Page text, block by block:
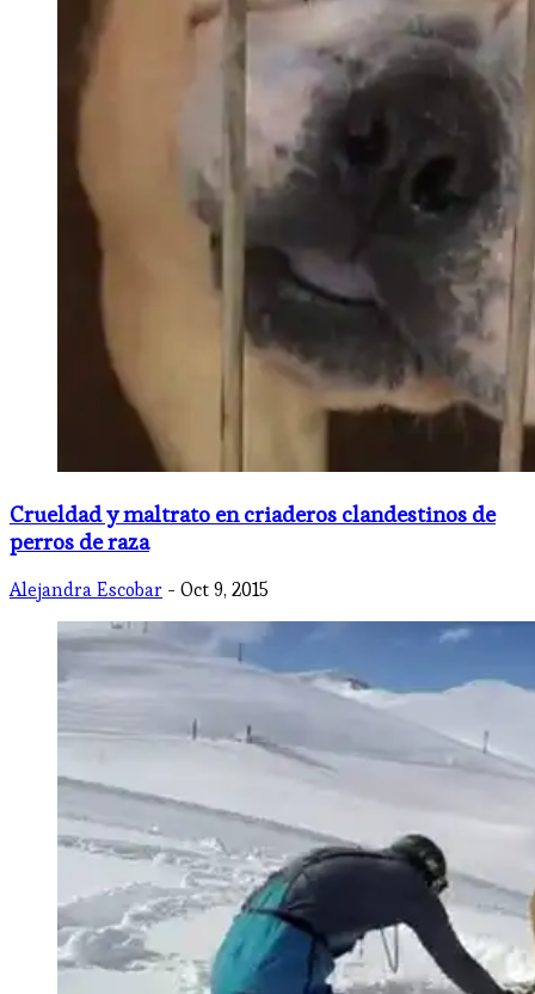
Crueldad y maltrato en criaderos clandestinos de
perros de raza
Alejandra Escobar - Oct 9, 2015